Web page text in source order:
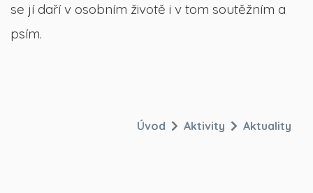
se jí daří v osobním životě i v tom soutěžním a
psím.
Úvod Aktivity Aktuality